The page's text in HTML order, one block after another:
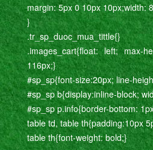
margin: 5px 0 10px 10px;width:
}
.tr_sp_duoc_mua_tittle{}
.images_cart{float: left; max-
116px;}
#sp_sp{font-size:20px; line-
#sp_sp b{display:inline-block;
#sp_sp p.info{border-bottom:
table td, table th{padding:10px
table th{font-weight: bold;}